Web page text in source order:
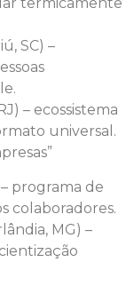
termicamente
SC) –
– ecossistema
universal.
programa de
colaboradores.
MG) –